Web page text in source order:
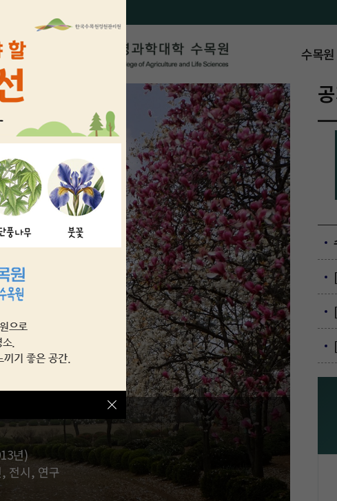
수목
년)
전시, 연구